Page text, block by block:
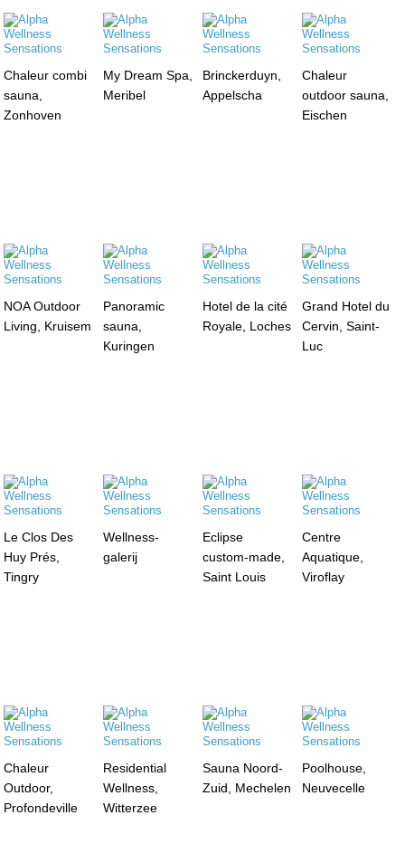
Chaleur combi
sauna,
Zonhoven
My Dream Spa,
Meribel
Brinckerduyn,
Appelscha
Chaleur
outdoor sauna,
Eischen
NOA Outdoor
Living, Kruisem
Panoramic
sauna,
Kuringen
Hotel de la cité
Royale, Loches
Grand Hotel du
Cervin, Saint-
Luc
Le Clos Des
Huy Prés,
Tingry
Wellness-
galerij
Eclipse
custom-made,
Saint Louis
Centre
Aquatique,
Viroflay
Chaleur
Outdoor,
Profondeville
Residential
Wellness,
Witterzee
Sauna Noord-
Zuid, Mechelen
Poolhouse,
Neuvecelle